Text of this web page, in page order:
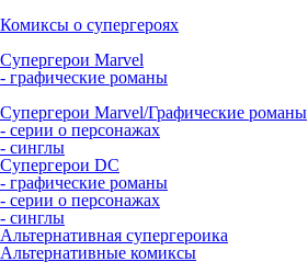
Комиксы о супергероях
Супергерои Marvel
- графические романы
Супергерои Marvel/Графические романы
- серии о персонажах
- синглы
Супергерои DC
- графические романы
- серии о персонажах
- синглы
Альтернативная супергероика
Альтернативные комиксы